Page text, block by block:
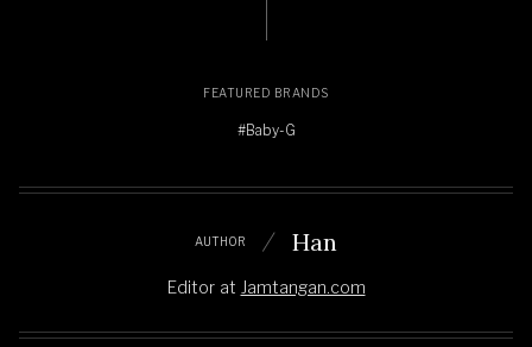
FEATURED BRANDS
#Baby-G
AUTHOR Han
Editor at Jamtangan.com